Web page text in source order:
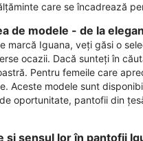
care se încadrează
de modele - de la
marcă Iguana, veți găsi o
ocazii. Dacă sunteți în
Pentru femeile care
Aceste modele sunt
oportunitate, pantofii din
și sensul lor în pantofii